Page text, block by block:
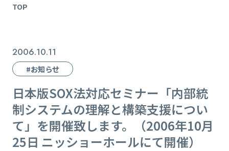
TOP
2006.10.11
#お知らせ
日本版SOX法対応セミナー「内部統
制システムの理解と構築支援につい
て」を開催致します。（2006年10月
25日 ニッショーホールにて開催）